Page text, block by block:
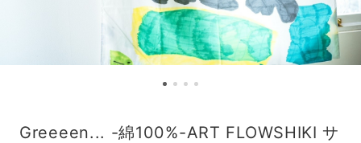
Greeeen... -綿100%-ART FLOWSHIKI サ